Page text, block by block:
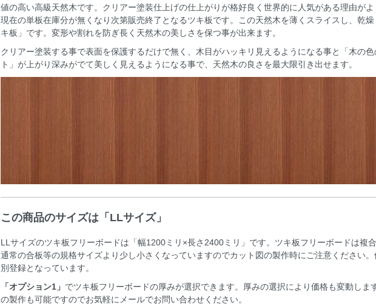
値の高い高級天然木です。クリアー塗装仕上げの仕上がりが格好良く世界的に人気がある理由がよ
現在の単板在庫分が無くなり次第販売終了となるツキ板です。この天然木を薄くスライスし、乾
キ板」です。変形や割れを防ぎ長く天然木の美しさを保つ事が出来ます。
クリアー塗装する事で表面を保護するだけで無く、木目がハッキリ見えるようになる事と「木の色
ト」が上がり深みがでて美しく見えるようになる事で、天然木の良さを最大限引き出せます。
この商品のサイズは「LLサイズ」
LLサイズのツキ板フリーボードは「幅1200ミリ×長さ2400ミリ」です。ツキ板フリーボードは複合
通常の合板等の規格サイズより少し小さくなっていますのでカット図の製作時にご注意ください
別登録となっています。
「オプション1」 でツキ板フリーボードの厚みが選択できます。厚みの選択により価格も変動しま
の製作も可能ですのでお気軽にメールでお問い合わせください。